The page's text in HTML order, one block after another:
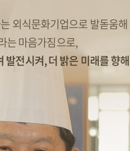
외식문화기업으로 발돋움
는 마음가짐으로,
발전시켜,더 밝은 미래를 향